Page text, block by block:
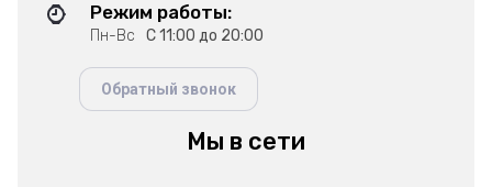
Режим работы:
Пн-Вс С 11:00 до 20:00
Обратный звонок
Мы в сети